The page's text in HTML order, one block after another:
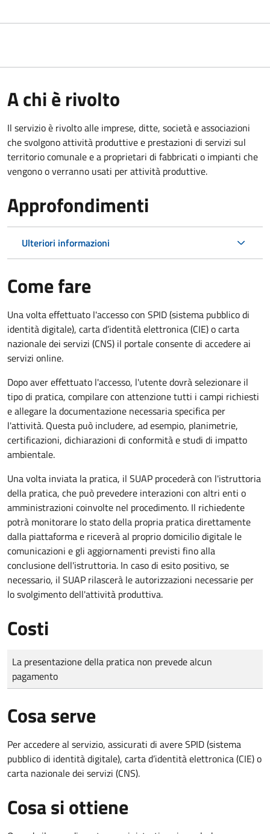
A chi è rivolto
Il servizio è rivolto alle imprese, ditte, società e associazioni
che svolgono attività produttive e prestazioni di servizi sul
territorio comunale e a proprietari di fabbricati o impianti che
vengono o verranno usati per attività produttive.
Approfondimenti
Ulteriori informazioni
Come fare
Una volta effettuato l'accesso con SPID (sistema pubblico di
identità digitale), carta d’identità elettronica (CIE) o carta
nazionale dei servizi (CNS) il portale consente di accedere ai
servizi online.
Dopo aver effettuato l'accesso, l'utente dovrà selezionare il
tipo di pratica, compilare con attenzione tutti i campi richiesti
e allegare la documentazione necessaria specifica per
l'attività. Questa può includere, ad esempio, planimetrie,
certificazioni, dichiarazioni di conformità e studi di impatto
ambientale.
Una volta inviata la pratica, il SUAP procederà con l'istruttoria
della pratica, che può prevedere interazioni con altri enti o
amministrazioni coinvolte nel procedimento. Il richiedente
potrà monitorare lo stato della propria pratica direttamente
dalla piattaforma e riceverà al proprio domicilio digitale le
comunicazioni e gli aggiornamenti previsti fino alla
conclusione dell'istruttoria. In caso di esito positivo, se
necessario, il SUAP rilascerà le autorizzazioni necessarie per
lo svolgimento dell'attività produttiva.
Costi
Tipo di pagamento
Importo
La presentazione della pratica non prevede alcun
pagamento
Cosa serve
Per accedere al servizio, assicurati di avere SPID (sistema
pubblico di identità digitale), carta d’identità elettronica (CIE) o
carta nazionale dei servizi (CNS).
Cosa si ottiene